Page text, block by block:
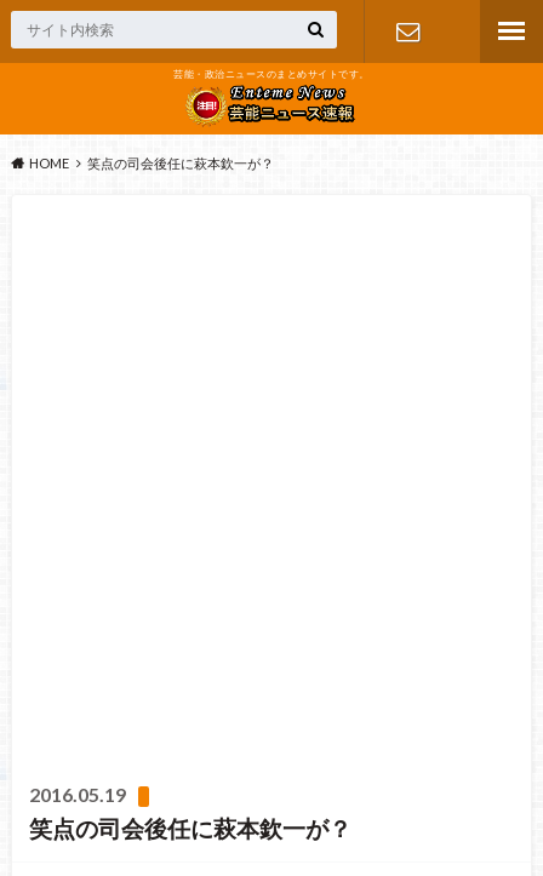
芸能・政治ニュースのまとめサイトです。
HOME 笑点の司会後任に萩本欽一が？
2016.05.19
笑点の司会後任に萩本欽一が？